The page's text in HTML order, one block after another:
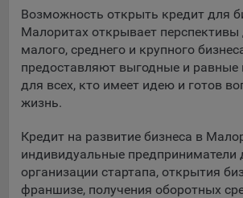
Возможность открыть кредит для
Малоритах открывает перспективы
малого, среднего и крупного
предоставляют выгодные и равные
для всех, кто имеет идею и готов
жизнь.
Кредит на развитие бизнеса в
индивидуальные предприниматели
организации стартапа, открытия
франшизе, получения оборотных